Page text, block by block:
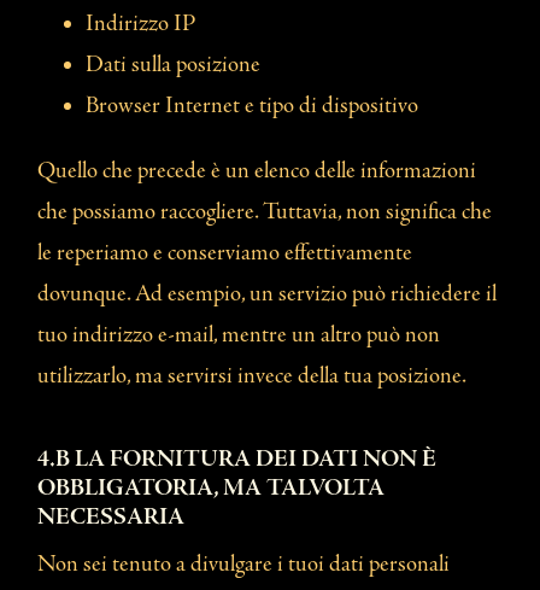
Indirizzo IP
Dati sulla posizione
Browser Internet e tipo di dispositivo
Quello che precede è un elenco delle informazioni
che possiamo raccogliere. Tuttavia, non significa che
le reperiamo e conserviamo effettivamente
dovunque. Ad esempio, un servizio può richiedere il
tuo indirizzo e-mail, mentre un altro può non
utilizzarlo, ma servirsi invece della tua posizione.
4.B LA FORNITURA DEI DATI NON È
OBBLIGATORIA, MA TALVOLTA
NECESSARIA
Non sei tenuto a divulgare i tuoi dati personali